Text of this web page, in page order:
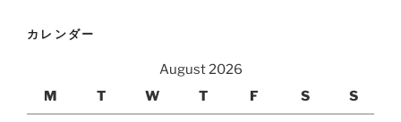
カレンダー
August 2026
M
T W T F S S